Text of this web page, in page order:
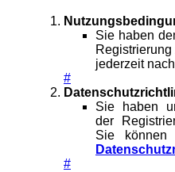
Sie haben
jederzeit
#
Sie haben
der
Sie können
#